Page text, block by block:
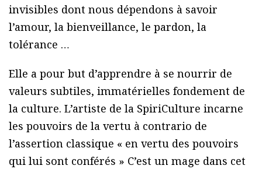
invisibles dont nous dépendons à savoir
l’amour, la bienveillance, le pardon, la
tolérance …
Elle a pour but d’apprendre à se nourrir de
valeurs subtiles, immatérielles fondement de
la culture. L’artiste de la SpiriCulture incarne
les pouvoirs de la vertu à contrario de
l’assertion classique « en vertu des pouvoirs
qui lui sont conférés » C’est un mage dans cet